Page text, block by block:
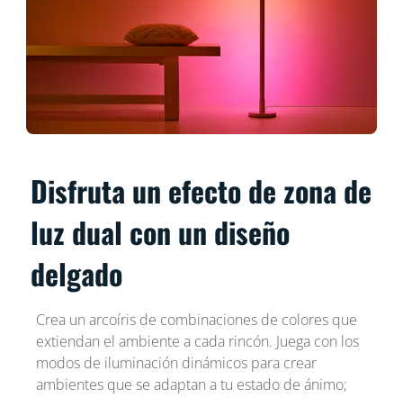
Disfruta un efecto de zona de
luz dual con un diseño
delgado
Crea un arcoíris de combinaciones de colores que
extiendan el ambiente a cada rincón. Juega con los
modos de iluminación dinámicos para crear
ambientes que se adaptan a tu estado de ánimo;